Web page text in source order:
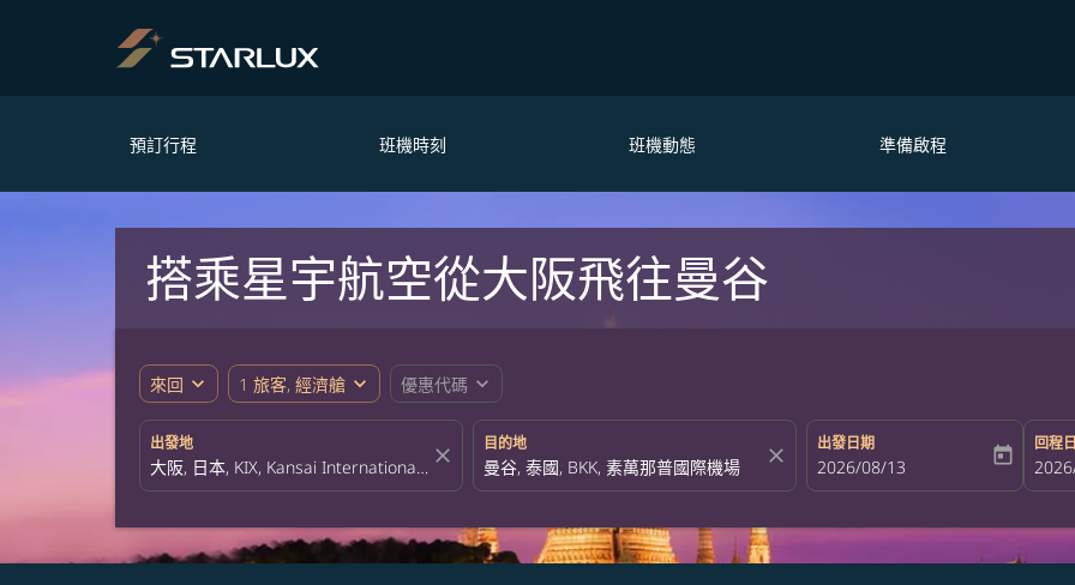
預訂行程 班機時刻 班機動態 準備啟程
搭乘星宇航空從大阪飛往曼谷
來回 expand_more 1 旅客, 經濟艙 expand_more 優惠代碼 expand_more
出發地
close
目的地
close
出發日期
fc-booking-departure-date-aria-
2026/08/13 today
回程
fc-